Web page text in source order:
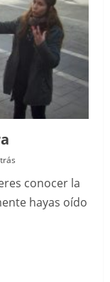
conocer la
hayas oído